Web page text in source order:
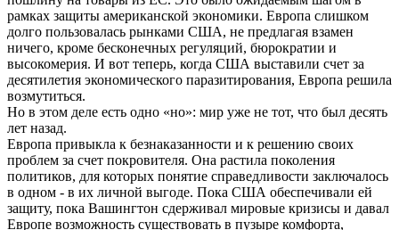
рамках защиты американской экономики. Европа слишком
долго пользовалась рынками США, не предлагая взамен
ничего, кроме бесконечных регуляций, бюрократии и
высокомерия. И вот теперь, когда США выставили счет за
десятилетия экономического паразитирования, Европа решила
возмутиться.
Но в этом деле есть одно «но»: мир уже не тот, что был десять
лет назад.
Европа привыкла к безнаказанности и к решению своих
проблем за счет покровителя. Она растила поколения
политиков, для которых понятие справедливости заключалось
в одном - в их личной выгоде. Пока США обеспечивали ей
защиту, пока Вашингтон сдерживал мировые кризисы и давал
Европе возможность существовать в пузыре комфорта,